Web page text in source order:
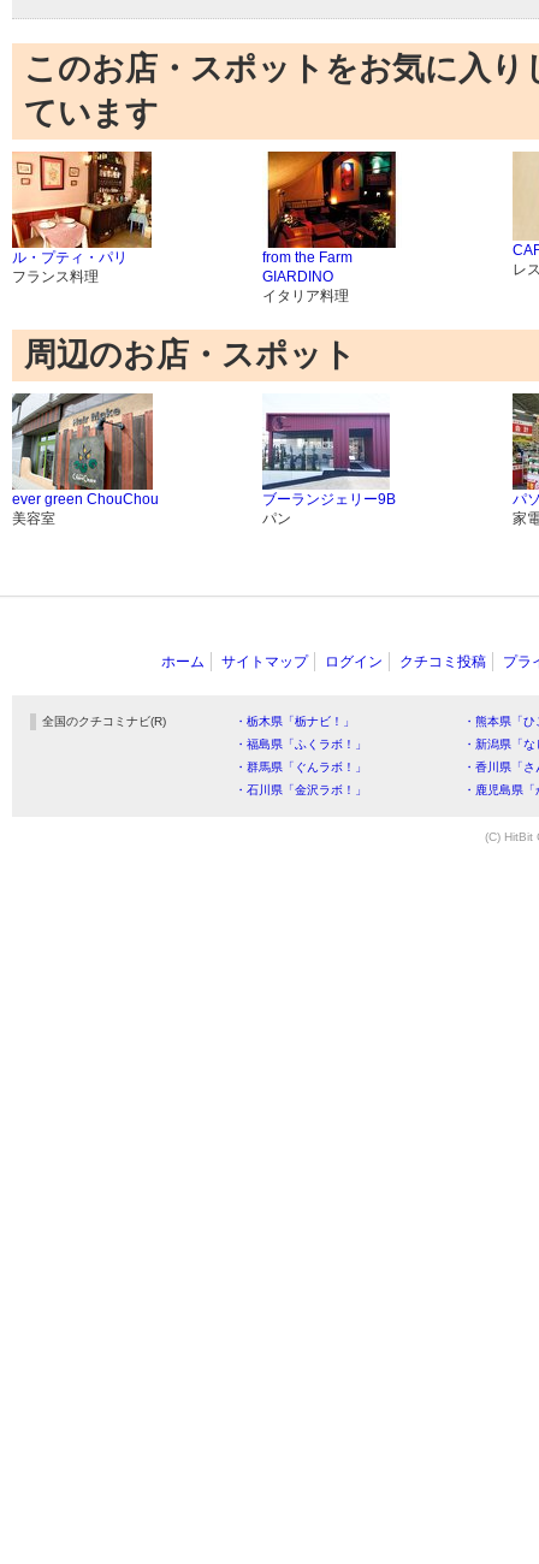
このお店・スポットをお気に入
ています
ル・プティ・パリ
フランス料理
from the Farm
GIARDINO
イタリア料理
レ
周辺のお店・スポット
ever green ChouChou
美容室
ブーランジェリー9B
パン
パ
家
ホーム サイトマップ ログイン クチコミ投稿 プラ
全国のクチコミナビ(R) ・栃木県「栃ナビ！」
・熊本県「
・福島県「ふくラボ！」
・新潟県「
・群馬県「ぐんラボ！」
・香川県「
・石川県「金沢ラボ！」
・鹿児島県
(C) HitBit